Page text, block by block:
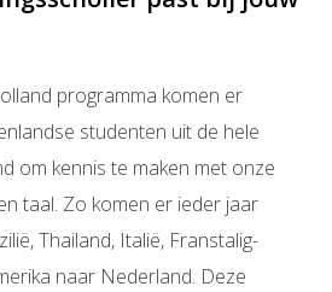
programma komen er
studenten uit de hele
om kennis te maken met onze
taal. Zo komen er ieder jaar
Thailand, Italië, Franstalig-
naar Nederland. Deze